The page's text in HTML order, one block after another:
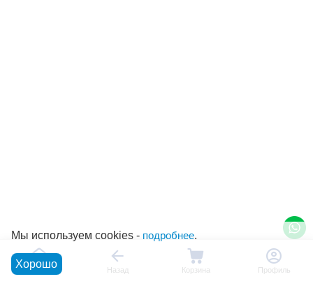
Главная Назад Корзина Профиль
Мы используем cookies - подробнее.
Хорошо